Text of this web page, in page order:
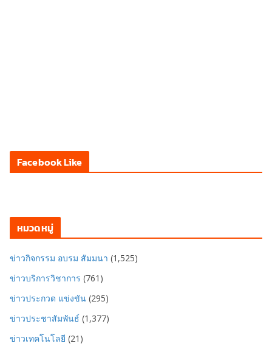
Facebook Like
หมวดหมู่
ข่าวกิจกรรม อบรม สัมมนา (1,525)
ข่าวบริการวิชาการ (761)
ข่าวประกวด แข่งขัน (295)
ข่าวประชาสัมพันธ์ (1,377)
ข่าวเทคโนโลยี (21)